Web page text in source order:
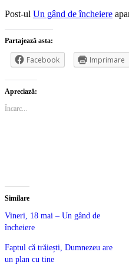
Post-ul Un gând de încheiere
Partajează asta:
Facebook Imprimare
Apreciază:
Încarc...
Similare
Vineri, 18 mai – Un gând de
încheiere
Faptul că trăiești, Dumnezeu are
un plan cu tine